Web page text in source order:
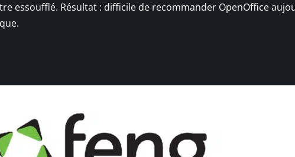
essoufflé. Résultat : difficile de recommander OpenOffice